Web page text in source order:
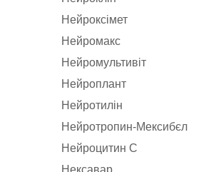
Нейроксімет
Нейромакс
Нейромультивіт
Нейроплант
Нейротилін
Нейротропин-Мексибєл
Нейроцитин С
Нексавар